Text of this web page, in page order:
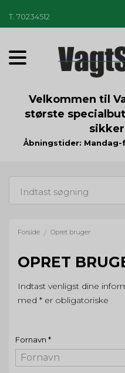
T 70234512
T
o
g
a
t
o
Velkommen til
største
Åbningstider: Mandag-
Forside / Opret bruger
OPRET
Indtast venligst dine
med * er obligatoriske
Fornavn *